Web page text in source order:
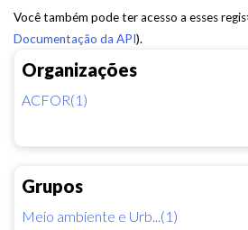
Organizações
ACFOR(1)
Grupos
Meio ambiente e Urb...(1)
Você também pode ter acesso a esses
Documentação da API).